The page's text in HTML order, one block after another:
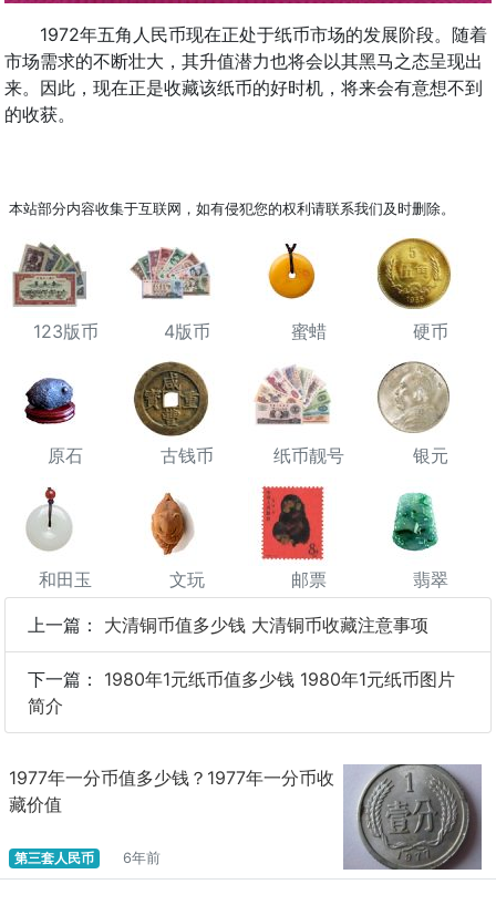
1972年五角人民币现在正处于纸币市场的发展阶段。随着
市场需求的不断壮大，其升值潜力也将会以其黑马之态呈现出
来。因此，现在正是收藏该纸币的好时机，将来会有意想不到
的收获。
本站部分内容收集于互联网，如有侵犯您的权利请联系我们及时删除。
123版币 4版币 蜜蜡 硬币
原石 古钱币 纸币靓号 银元
和田玉 文玩 邮票 翡翠
上一篇： 大清铜币值多少钱 大清铜币收藏注意事项
下一篇： 1980年1元纸币值多少钱 1980年1元纸币图片
简介
1977年一分币值多少钱？1977年一分币收
藏价值
第三套人民币 6年前